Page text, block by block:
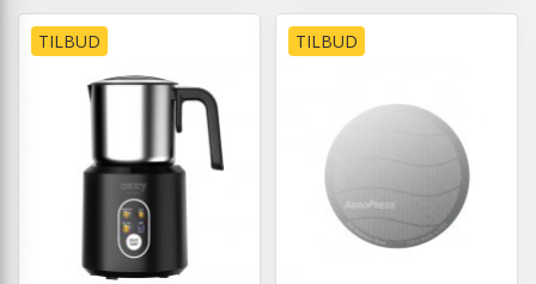
TILBUD TILBUD